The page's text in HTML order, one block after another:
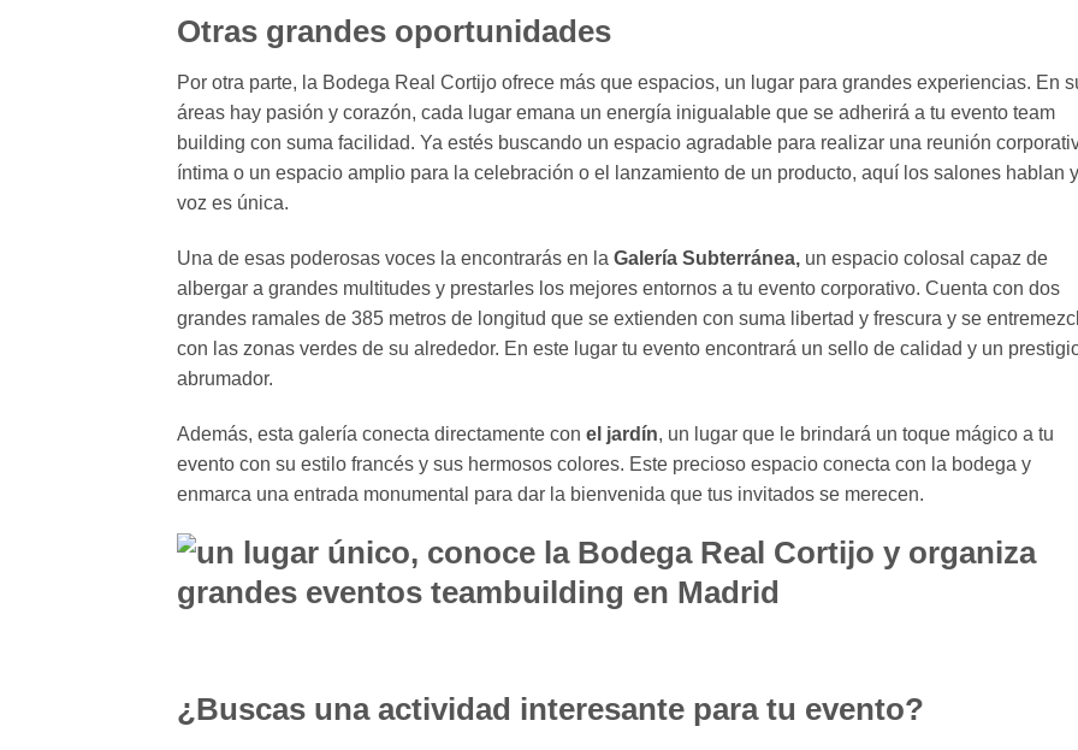
Otras grandes oportunidades
Por otra parte, la Bodega Real Cortijo ofrece más que espacios, un lugar para grandes experiencias. En
áreas hay pasión y corazón, cada lugar emana un energía inigualable que se adherirá a tu evento team
building con suma facilidad. Ya estés buscando un espacio agradable para realizar una reunión
íntima o un espacio amplio para la celebración o el lanzamiento de un producto, aquí los salones hablan
voz es única.
Una de esas poderosas voces la encontrarás en la Galería Subterránea, un espacio colosal capaz de
albergar a grandes multitudes y prestarles los mejores entornos a tu evento corporativo. Cuenta con dos
grandes ramales de 385 metros de longitud que se extienden con suma libertad y frescura y se
con las zonas verdes de su alrededor. En este lugar tu evento encontrará un sello de calidad y un
abrumador.
Además, esta galería conecta directamente con el jardín, un lugar que le brindará un toque mágico a tu
evento con su estilo francés y sus hermosos colores. Este precioso espacio conecta con la bodega y
enmarca una entrada monumental para dar la bienvenida que tus invitados se merecen.
¿Buscas una actividad interesante para tu evento?